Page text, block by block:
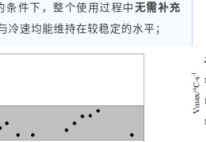
条件下，整个使用过程中无需补充
冷速均能维持在较稳定的水平；